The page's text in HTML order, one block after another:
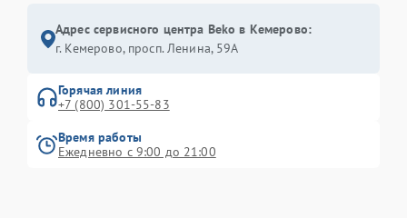
Адрес сервисного центра Beko в Кемерово:
г. Кемерово, просп. Ленина, 59А
Горячая линия
+7 (800) 301-55-83
Время работы
Ежедневно с 9:00 до 21:00